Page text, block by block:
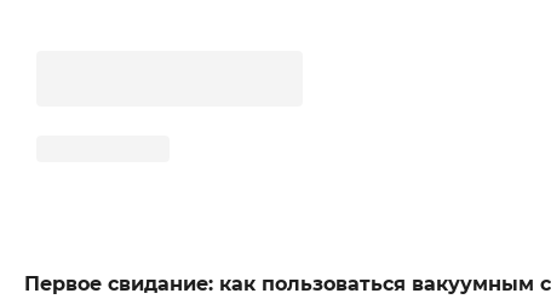
Первое свидание: как пользоваться вакуумным